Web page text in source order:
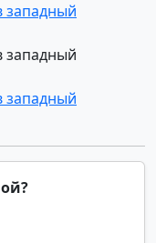
западный
западный
западный